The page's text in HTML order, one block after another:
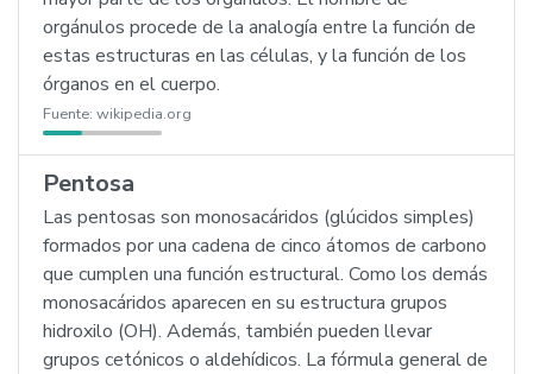
orgánulos procede de la analogía entre la función de
estas estructuras en las células, y la función de los
órganos en el cuerpo.
Fuente: wikipedia.org
Pentosa
Las pentosas son monosacáridos (glúcidos simples)
formados por una cadena de cinco átomos de carbono
que cumplen una función estructural. Como los demás
monosacáridos aparecen en su estructura grupos
hidroxilo (OH). Además, también pueden llevar
grupos cetónicos o aldehídicos. La fórmula general de